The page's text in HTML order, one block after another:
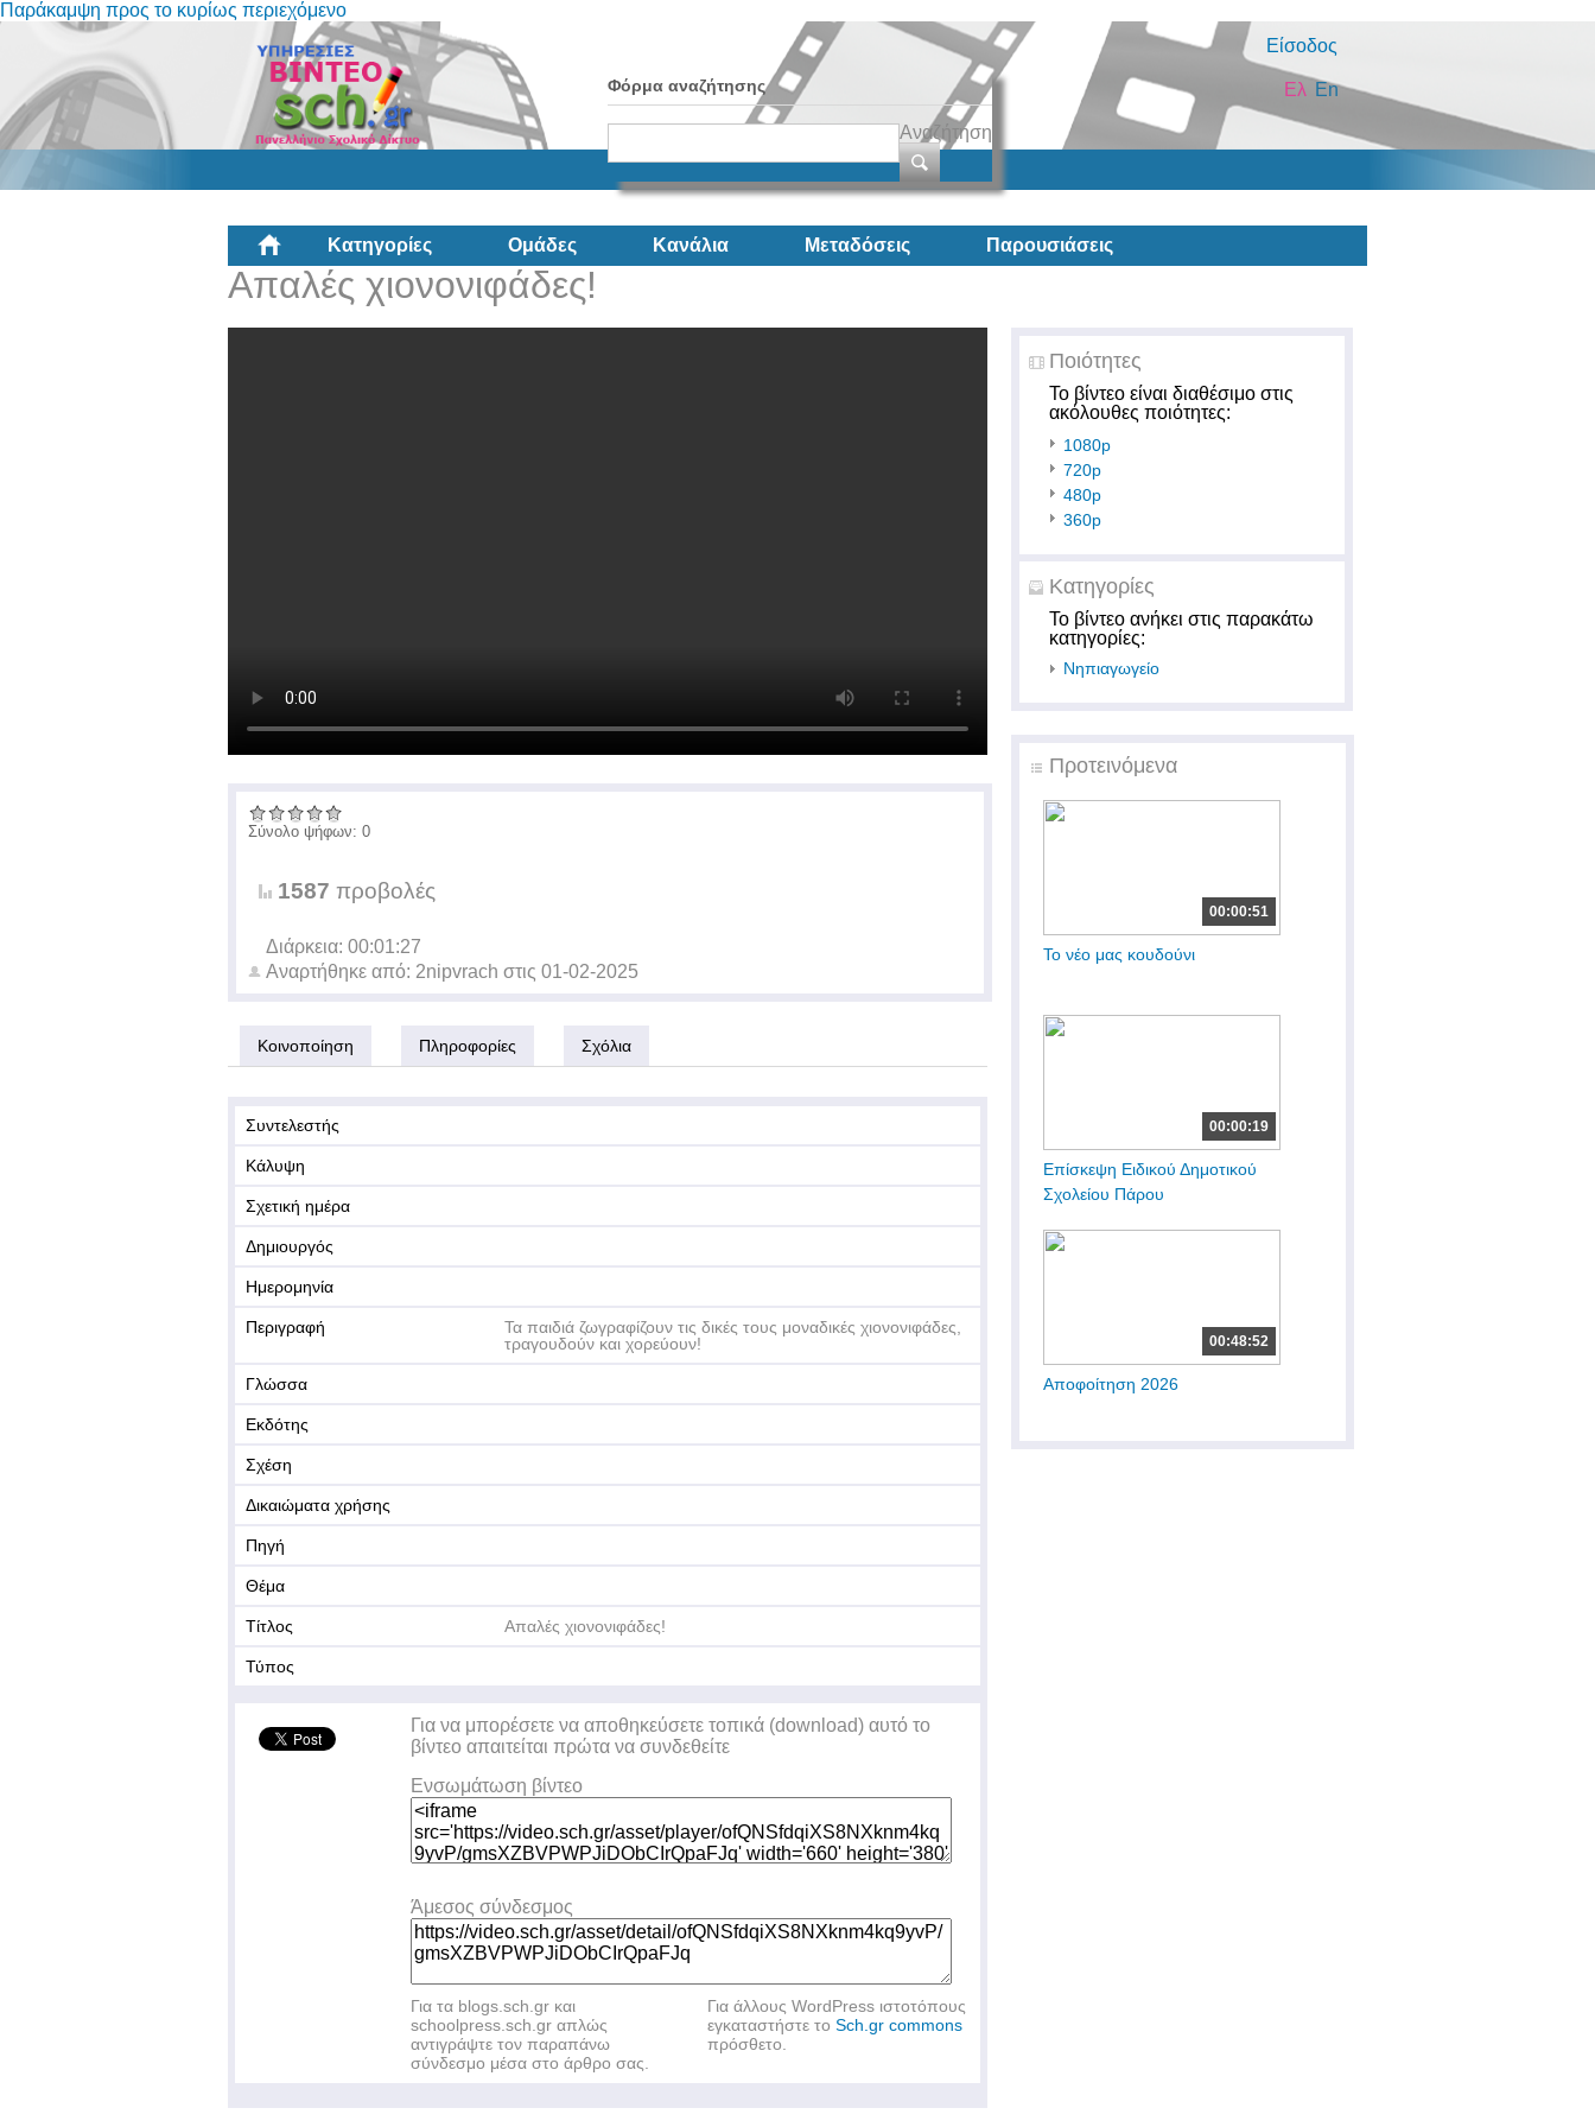
Παράκαμψη προς το κυρίως περιεχόμενο
Είσοδος
Φόρμα αναζήτησης
Αναζήτηση
En
Ελ
Κατηγορίες Ομάδες Κανάλια Μεταδόσεις Παρουσιάσεις
Απαλές χιονονιφάδες!
Ποιότητες
Το βίντεο είναι διαθέσιμο στις
ακόλουθες ποιότητες:
1080p
720p
480p
360p
Κατηγορίες
Το βίντεο ανήκει στις παρακάτω
κατηγορίες:
Νηπιαγωγείο
Προτεινόμενα
00:00:51
Το νέο μας κουδούνι
00:00:19
Επίσκεψη Ειδικού Δημοτικού
Σχολείου Πάρου
00:48:52
Αποφοίτηση 2026
Σύνολο ψήφων: 0
1587 προβολές
Διάρκεια: 00:01:27
Αναρτήθηκε από: 2nipvrach στις 01-02-2025
Κοινοποίηση Πληροφορίες Σχόλια
Συντελεστής
Κάλυψη
Σχετική ημέρα
Δημιουργός
Ημερομηνία
Περιγραφή
Τα παιδιά ζωγραφίζουν τις δικές τους μοναδικές χιονονιφάδες,
τραγουδούν και χορεύουν!
Γλώσσα
Εκδότης
Σχέση
Δικαιώματα χρήσης
Πηγή
Θέμα
Τίτλος Απαλές χιονονιφάδες!
Τύπος
Για να μπορέσετε να αποθηκεύσετε τοπικά (download) αυτό το
βίντεο απαιτείται πρώτα να συνδεθείτε
Ενσωμάτωση βίντεο
Άμεσος σύνδεσμος
Για τα blogs.sch.gr και
schoolpress.sch.gr απλώς
αντιγράψτε τον παραπάνω
σύνδεσμο μέσα στο άρθρο σας.
Για άλλους WordPress ιστοτόπους
εγκαταστήστε το Sch.gr commons
πρόσθετο.